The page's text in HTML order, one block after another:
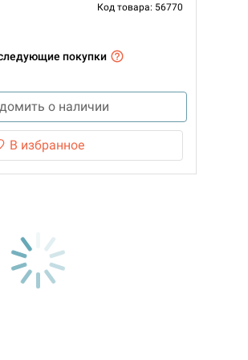
Код товара: 56770
покупки
о наличии
В избранное